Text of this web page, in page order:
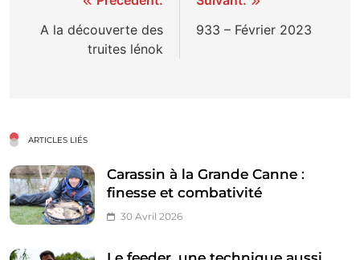
de
l’article
A la découverte des
truites lénok
933 – Février 2023
ARTICLES LIÉS
Carassin à la Grande Canne :
finesse et combativité
30 Avril 2026